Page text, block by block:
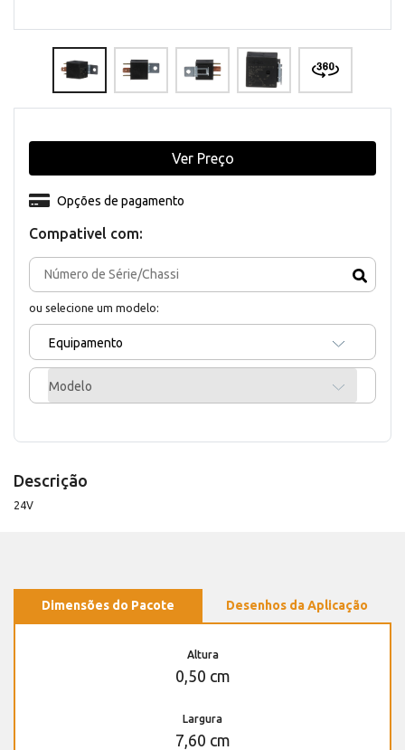
Compativel com:
ou selecione um modelo:
Equipamento
Modelo
Opções de pagamento
Ver Preço
Descrição
24V
Dimensões do Pacote Desenhos da Aplicação
Altura
0,50 cm
Largura
7,60 cm